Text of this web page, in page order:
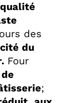
qualité
des
du
Four
;